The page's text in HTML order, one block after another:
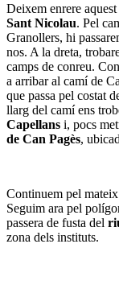
Deixem enrere
Sant Nicolau. Pel
Granollers, hi
nos. A la dreta,
camps de conreu.
a arribar al camí de
que passa pel costat
llarg del camí ens
Capellans i, pocs
de Can Pagès,
Continuem pel
Seguim ara pel
passera de fusta del
zona dels instituts.